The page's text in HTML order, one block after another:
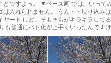
とですよっ。 ▼ベース画 では、いっ
は入れられません。 うん・・映り込み
ヤード けど、そもそもがキラキラして
も普通にパト化が上手くいったんです